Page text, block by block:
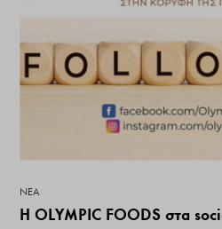
ΝΕΑ
Η OLYMPIC FOODS στα